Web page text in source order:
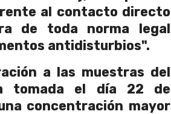
al contacto directo
de toda norma legal
antidisturbios".
a las muestras del
tomada el día 22 de
concentración mayor